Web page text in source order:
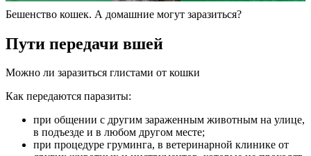
Бешенство кошек. А домашние могут заразиться?
Пути передачи вшей
Можно ли заразиться глистами от кошки
Как передаются паразиты:
при общении с другим зараженным животным на улице,
в подъезде и в любом другом месте;
при процедуре груминга, в ветеринарной клинике от